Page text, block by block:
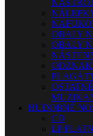
OBALY
OBALY
HUDOBNÉ
CD
LP